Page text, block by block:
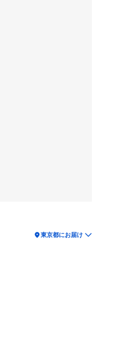
location_on東京都にお届け